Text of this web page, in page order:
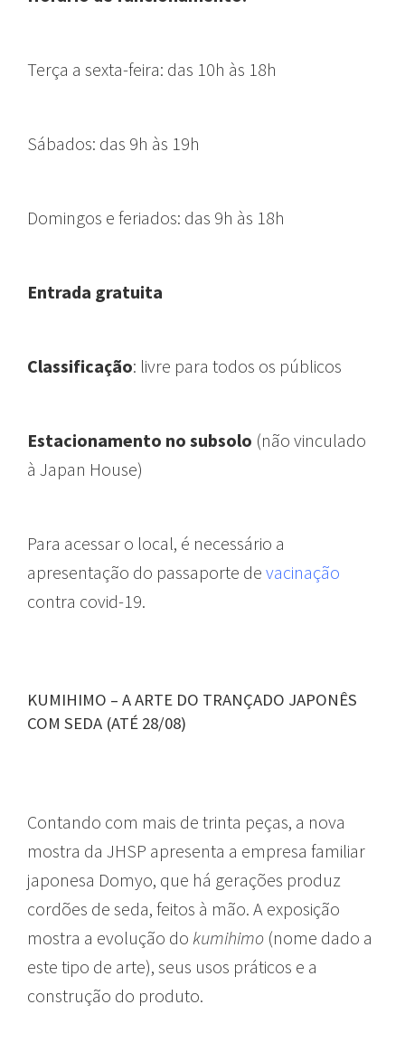
Terça a sexta-feira: das 10h às 18h
Sábados: das 9h às 19h
Domingos e feriados: das 9h às 18h
Entrada gratuita
Classificação: livre para todos os públicos
Estacionamento no subsolo (não vinculado
à Japan House)
Para acessar o local, é necessário a
apresentação do passaporte de vacinação
contra covid-19.
KUMIHIMO – A ARTE DO TRANÇADO JAPONÊS
COM SEDA (ATÉ 28/08)
Contando com mais de trinta peças, a nova
mostra da JHSP apresenta a empresa familiar
japonesa Domyo, que há gerações produz
cordões de seda, feitos à mão. A exposição
mostra a evolução do kumihimo (nome dado a
este tipo de arte), seus usos práticos e a
construção do produto.